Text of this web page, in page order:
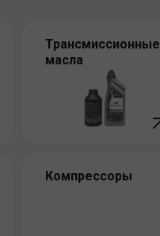
Трансмисси­онные
масла
Компрессоры